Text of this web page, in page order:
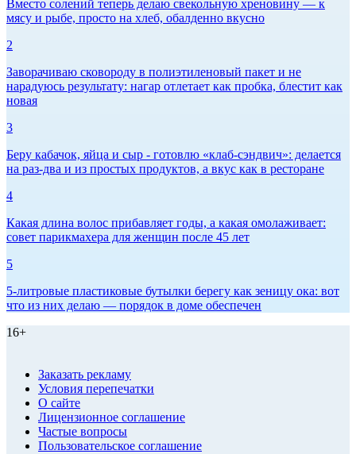
Вместо солений теперь делаю свекольную хреновину — к
мясу и рыбе, просто на хлеб, обалденно вкусно
2
Заворачиваю сковороду в полиэтиленовый пакет и не
нарадуюсь результату: нагар отлетает как пробка, блестит как
новая
3
Беру кабачок, яйца и сыр - готовлю «клаб-сэндвич»: делается
на раз-два и из простых продуктов, а вкус как в ресторане
4
Какая длина волос прибавляет годы, а какая омолаживает:
совет парикмахера для женщин после 45 лет
5
5-литровые пластиковые бутылки берегу как зеницу ока: вот
что из них делаю — порядок в доме обеспечен
16+
Заказать рекламу
Условия перепечатки
О сайте
Лицензионное соглашение
Частые вопросы
Пользовательское соглашение